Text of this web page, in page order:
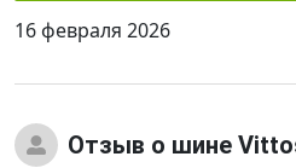
16 февраля 2026
Отзыв о шине